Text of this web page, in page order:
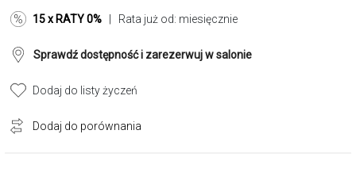
15 x RATY 0% | Rata już od: miesięcznie
Sprawdź dostępność i zarezerwuj w salonie
Dodaj do listy życzeń
Dodaj do porównania